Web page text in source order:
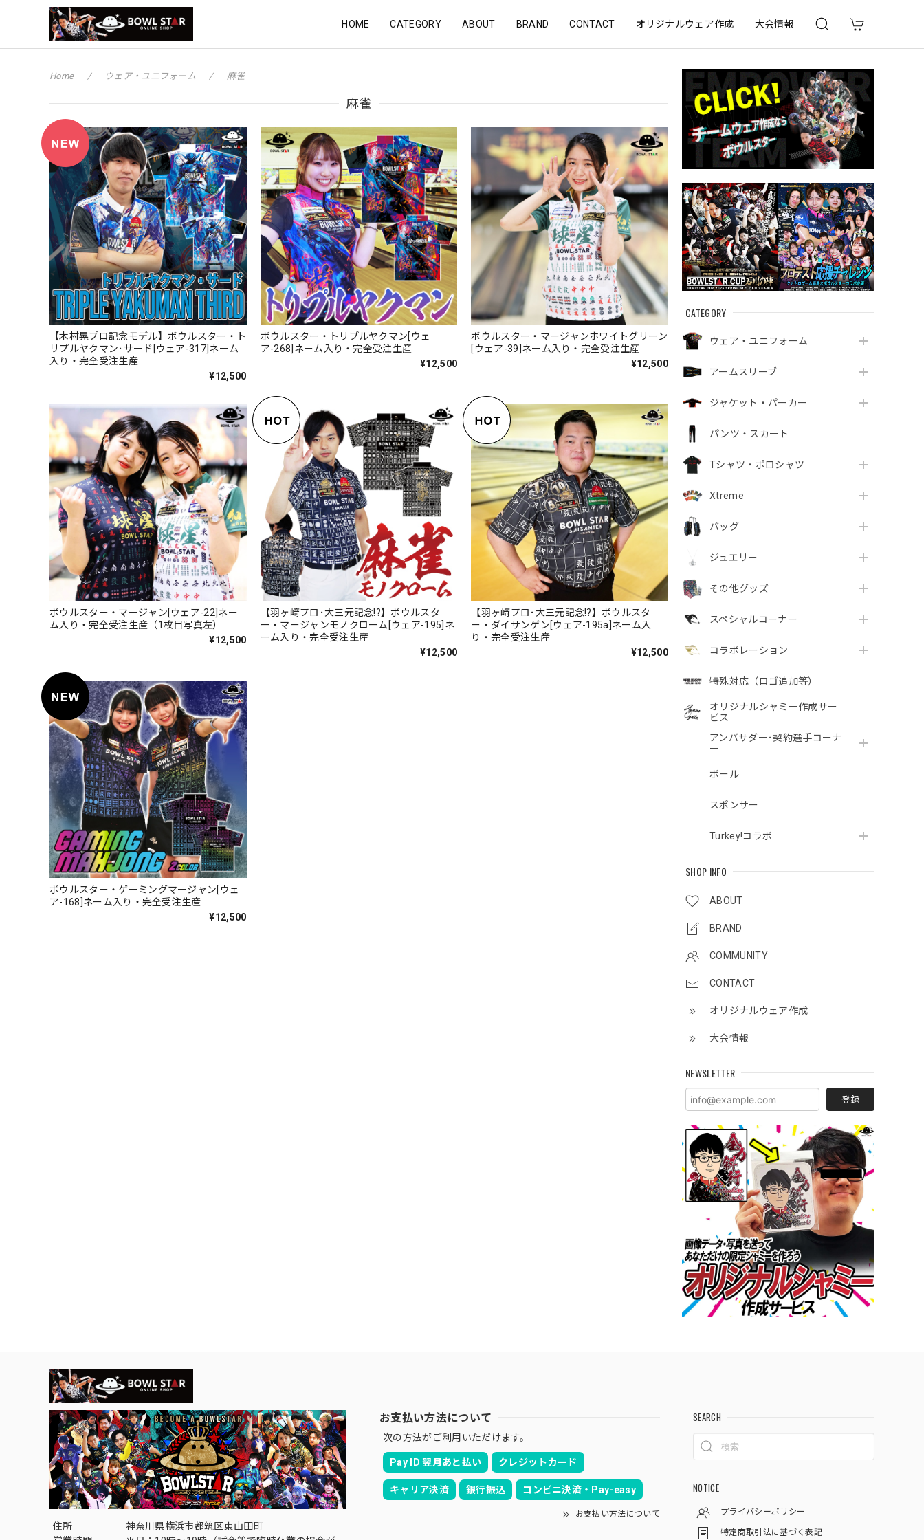
HOME CATEGORY ABOUT BRAND CONTACT オリジナルウェア作成 大会情報
CATEGORY
ウェア・ユニフォーム
アームスリーブ
ジャケット・パーカー
パンツ・スカート
Tシャツ・ポロシャツ
Xtreme
バッグ
ジュエリー
その他グッズ
スペシャルコーナー
コラボレーション
特殊対応（ロゴ追加等）
オリジナルシャミー作成サー
ビス
アンバサダー･契約選手コーナ
ー
ボール
スポンサー
Turkey!コラボ
SHOP INFO
ABOUT
BRAND
COMMUNITY
CONTACT
オリジナルウェア作成
大会情報
NEWSLETTER
登録
Home ウェア・ユニフォーム 麻雀
麻雀
【木村晃プロ記念モデル】ボウルスター・ト
リプルヤクマン･サード[ウェア-317]ネーム
入り・完全受注生産
¥12,500
ボウルスター・トリプルヤクマン[ウェ
ア-268]ネーム入り・完全受注生産
¥12,500
ボウルスター・マージャンホワイトグリーン
[ウェア-39]ネーム入り・完全受注生産
¥12,500
ボウルスター・マージャン[ウェア-22]ネー
ム入り・完全受注生産（1枚目写真左）
¥12,500
【羽ヶ﨑プロ･大三元記念!?】ボウルスタ
ー・マージャンモノクローム[ウェア-195]ネ
ーム入り・完全受注生産
¥12,500
【羽ヶ﨑プロ･大三元記念!?】ボウルスタ
ー・ダイサンゲン[ウェア-195a]ネーム入
り・完全受注生産
¥12,500
ボウルスター・ゲーミングマージャン[ウェ
ア-168]ネーム入り・完全受注生産
¥12,500
住所
神奈川県横浜市都筑区東山田町
お支払い方法について
次の方法がご利用いただけます。
Pay ID 翌月あと払い クレジットカード
キャリア決済 銀行振込 コンビニ決済・Pay-easy
お支払い方法について
SEARCH
NOTICE
プライバシーポリシー
特定商取引法に基づく表記